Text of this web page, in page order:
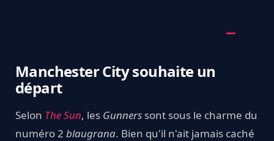
Manchester City souhaite un
départ
Selon The Sun, les Gunners sont sous le charme du
numéro 2 blaugrana. Bien qu'il n'ait jamais caché